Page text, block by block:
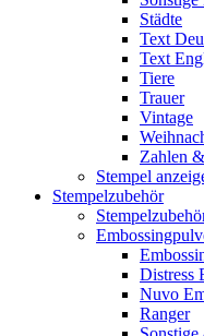
Städte
Text
Text
Tiere
Trauer
Vintage
Zahlen
Stempel
Stempelzubehör
Distress
Nuvo
Ranger